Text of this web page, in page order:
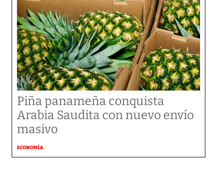
Piña panameña conquista
Arabia Saudita con nuevo envío
masivo
ECONOMÍA